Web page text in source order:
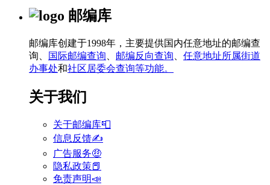
邮编库
邮编库创建于1998年，主要提供国内任意地址的邮编查
询、
国际邮编查询 邮编反向查询
任意地址所属街道
办事处和社区居委会查询等功能。
关于我们
关于邮编库📮
信息反馈✍
广告服务🤑
隐私政策📕
免责声明📣